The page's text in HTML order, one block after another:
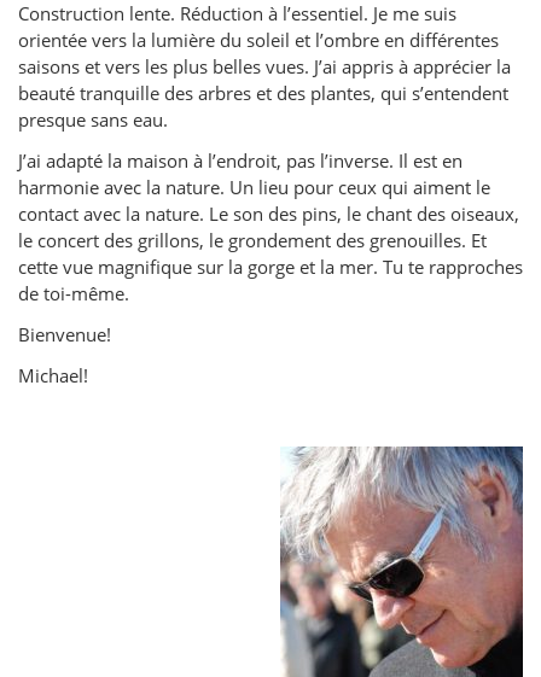
Construction lente. Réduction à l’essentiel. Je me suis
orientée vers la lumière du soleil et l’ombre en différentes
saisons et vers les plus belles vues. J’ai appris à apprécier la
beauté tranquille des arbres et des plantes, qui s’entendent
presque sans eau.
J’ai adapté la maison à l’endroit, pas l’inverse. Il est en
harmonie avec la nature. Un lieu pour ceux qui aiment le
contact avec la nature. Le son des pins, le chant des oiseaux,
le concert des grillons, le grondement des grenouilles. Et
cette vue magnifique sur la gorge et la mer. Tu te rapproches
de toi-même.
Bienvenue!
Michael!